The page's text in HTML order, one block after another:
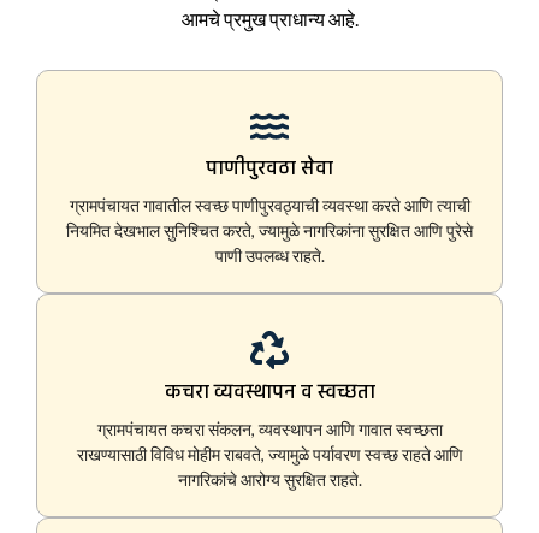
आमचे प्रमुख प्राधान्य आहे.
पाणीपुरवठा सेवा
ग्रामपंचायत गावातील स्वच्छ पाणीपुरवठ्याची व्यवस्था करते आणि त्याची
नियमित देखभाल सुनिश्चित करते, ज्यामुळे नागरिकांना सुरक्षित आणि पुरेसे
पाणी उपलब्ध राहते.
कचरा व्यवस्थापन व स्वच्छता
ग्रामपंचायत कचरा संकलन, व्यवस्थापन आणि गावात स्वच्छता
राखण्यासाठी विविध मोहीम राबवते, ज्यामुळे पर्यावरण स्वच्छ राहते आणि
नागरिकांचे आरोग्य सुरक्षित राहते.